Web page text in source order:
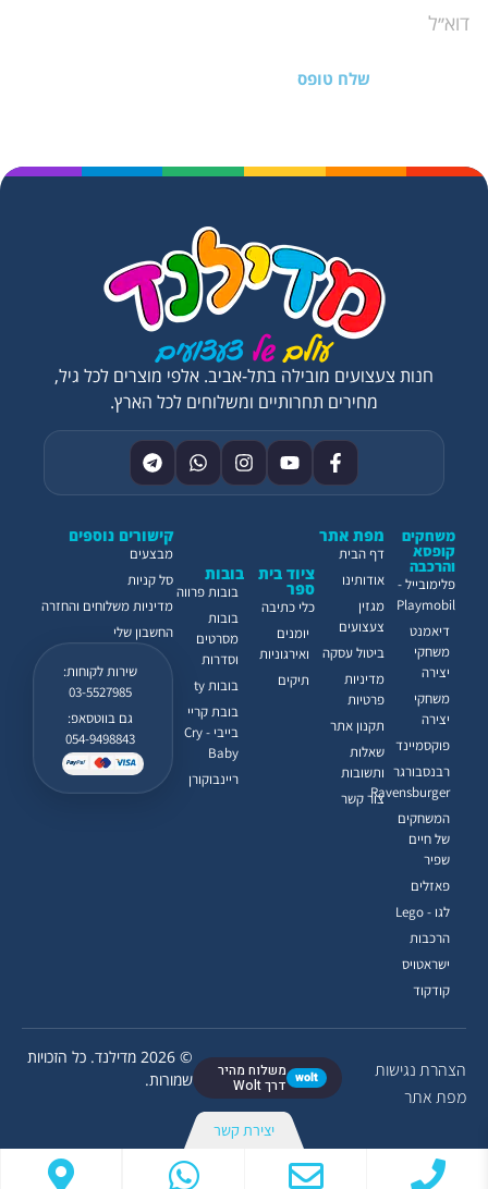
שלח טופס
הצהרת נגישות
מפת אתר
wolt משלוח מהיר
דרך Wolt
© 2026 מדילנד. כל הזכויות
שמורות.
קישורים נוספים
מבצעים
סל קניות
מדיניות משלוחים והחזרה
החשבון שלי
שירות לקוחות:
03-5527985
גם בווטסאפ:
054-9498843
ציוד בית
ספר
כלי כתיבה
יומנים
ואירגוניות
תיקים
בובות
בובות פרווה
בובות
מסרטים
וסדרות
בובות ty
בובת קריי
בייבי - Cry
Baby
ריינבוקורן
משחקים
קופסא
והרכבה
פלימובייל -
Playmobil
דיאמנט
משחקי
יצירה
משחקי
יצירה
פוקסמיינד
רבנסבורגר
Ravensburger
המשחקים
של חיים
שפיר
פאזלים
לגו - Lego
הרכבות
ישראטויס
קודקוד
מפת אתר
דף הבית
אודותינו
מגזין
צעצועים
ביטול עסקה
מדיניות
פרטיות
תקנון אתר
שאלות
ותשובות
צור קשר
חנות צעצועים מובילה בתל-אביב. אלפי מוצרים לכל גיל,
מחירים תחרותיים ומשלוחים לכל הארץ.
יצירת קשר